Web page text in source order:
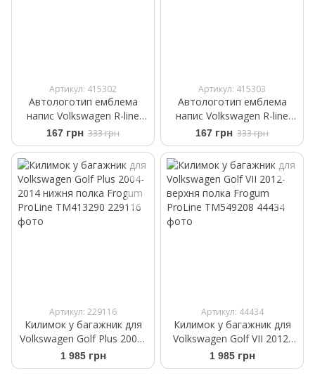
Артикул: 415302
Автологотип емблема
напис Volkswagen R-line
чорний матовий
167 грн 333 грн
Артикул: 415303
Автологотип емблема
напис Volkswagen R-line
Black в решітку радіатора
167 грн 333 грн
Артикул: 229116
Килимок у багажник для
Volkswagen Golf Plus 2004-
2014 нижня полка Frogum
ProLine TM413290
1 985 грн
Артикул: 44434
Килимок у багажник для
Volkswagen Golf VII 2012-
верхня полка Frogum
ProLine TM549208
1 985 грн